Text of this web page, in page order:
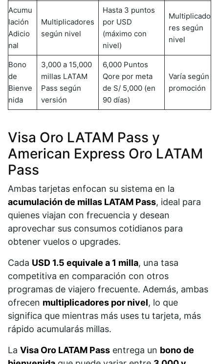
Acumu
lación
Adicio
nal
Multiplicadores
según nivel
Hasta 3 puntos
por USD
(máximo con
nivel)
Multiplicado
res según
nivel
Bono
de
Bienve
nida
3,000 a 15,000
millas LATAM
Pass según
versión
6,000 Puntos
Qore por meta
de S/ 5,000 (en
90 días)
Varía según
promoción
Visa Oro LATAM Pass y
American Express Oro LATAM
Pass
Ambas tarjetas enfocan su sistema en la
acumulación de millas LATAM Pass, ideal para
quienes viajan con frecuencia y desean
aprovechar sus consumos cotidianos para
obtener vuelos o upgrades.
Cada USD 1.5 equivale a 1 milla, una tasa
competitiva en comparación con otros
programas de viajero frecuente. Además, ambas
ofrecen multiplicadores por nivel, lo que
significa que mientras más uses tu tarjeta, más
rápido acumularás millas.
La Visa Oro LATAM Pass entrega un bono de